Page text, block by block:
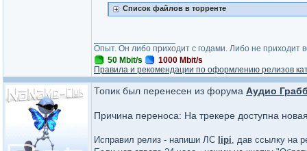
Список файлов в торренте
Опыт. Он либо приходит с годами. Либо не приходит
50 Mbit/s
1000 Mbit/s
Правила и рекомендации по оформлению релизов
Топик был перенесен из форума Аудио
Причина переноса: На трекере доступна
Исправил релиз - напиши ЛС lipi, дав ссылку на